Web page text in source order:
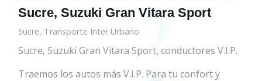
Sucre, Suzuki Gran Vitara Sport
Sucre, Transporte Inter Urbano
Sucre, Suzuki Gran Vitara Sport, conductores V.I.P.
Traemos los autos más V.I.P. Para tu confort y